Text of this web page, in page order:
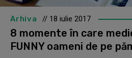
Arhiva // 18 iulie 2017
8 momente în care
FUNNY oameni de pe